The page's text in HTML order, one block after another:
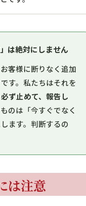
は絶対にしません
客様に断りなく追加
す。私たちはそれを
ず止めて、報告し
のは「今すぐでなく
ます。判断するの
は注意